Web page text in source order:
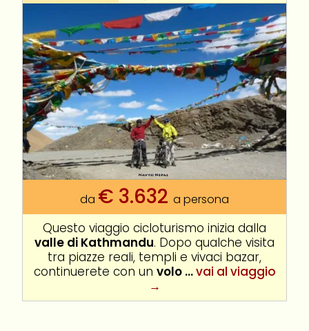
da € 3.632 a persona
Questo viaggio cicloturismo inizia dalla
valle di Kathmandu. Dopo qualche visita
tra piazze reali, templi e vivaci bazar,
continuerete con un volo ...vai al viaggio
→